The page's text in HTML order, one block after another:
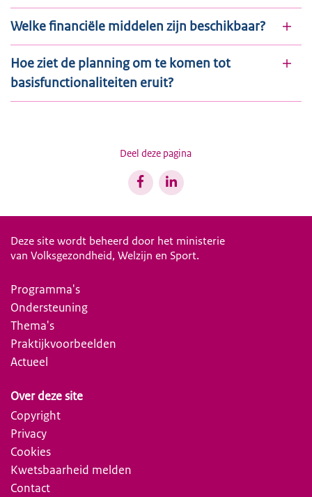
Welke financiële middelen zijn beschikbaar?
Hoe ziet de planning om te komen tot
basisfunctionaliteiten eruit?
Deel deze pagina
Deze site wordt beheerd door het ministerie
van Volksgezondheid, Welzijn en Sport.
Programma's
Ondersteuning
Thema's
Praktijkvoorbeelden
Actueel
Over deze site
Copyright
Privacy
Cookies
Kwetsbaarheid melden
Contact